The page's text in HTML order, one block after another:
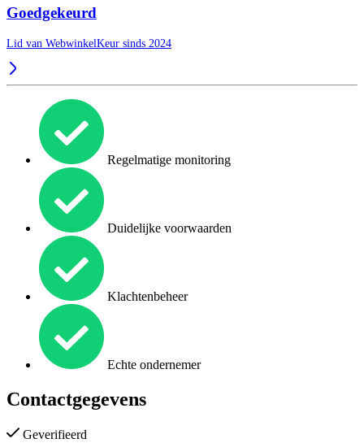
Goedgekeurd
Lid van WebwinkelKeur sinds 2024
Regelmatige monitoring
Duidelijke voorwaarden
Klachtenbeheer
Echte ondernemer
Contactgegevens
Geverifieerd